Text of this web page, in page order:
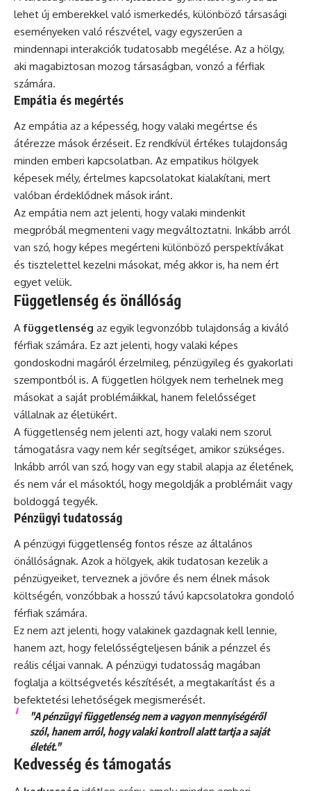
lehet új emberekkel való ismerkedés, különböző társasági
eseményeken való részvétel, vagy egyszerűen a
mindennapi interakciók tudatosabb megélése. Az a hölgy,
aki magabiztosan mozog társaságban, vonzó a férfiak
számára.
Empátia és megértés
Az empátia az a képesség, hogy valaki megértse és
átérezze mások érzéseit. Ez rendkívül értékes tulajdonság
minden emberi kapcsolatban. Az empatikus hölgyek
képesek mély, értelmes kapcsolatokat kialakítani, mert
valóban érdeklődnek mások iránt.
Az empátia nem azt jelenti, hogy valaki mindenkit
megpróbál megmenteni vagy megváltoztatni. Inkább arról
van szó, hogy képes megérteni különböző perspektívákat
és tisztelettel kezelni másokat, még akkor is, ha nem ért
egyet velük.
Függetlenség és önállóság
Afüggetlenség az egyik legvonzóbb tulajdonság a kiváló
férfiak számára. Ez azt jelenti, hogy valaki képes
gondoskodni magáról érzelmileg, pénzügyileg és gyakorlati
szempontból is. A független hölgyek nem terhelnek meg
másokat a saját problémáikkal, hanem felelősséget
vállalnak az életükért.
A függetlenség nem jelenti azt, hogy valaki nem szorul
támogatásra vagy nem kér segítséget, amikor szükséges.
Inkább arról van szó, hogy van egy stabil alapja az életének,
és nem vár el másoktól, hogy megoldják a problémáit vagy
boldoggá tegyék.
Pénzügyi tudatosság
A pénzügyi függetlenség fontos része az általános
önállóságnak. Azok a hölgyek, akik tudatosan kezelik a
pénzügyeiket, terveznek a jövőre és nem élnek mások
költségén, vonzóbbak a hosszú távú kapcsolatokra gondoló
férfiak számára.
Ez nem azt jelenti, hogy valakinek gazdagnak kell lennie,
hanem azt, hogy felelősségteljesen bánik a pénzzel és
reális céljai vannak. A pénzügyi tudatosság magában
foglalja a költségvetés készítését, a megtakarítást és a
befektetési lehetőségek megismerését.
"A pénzügyi függetlenség nem a vagyon mennyiségéről
szól, hanem arról, hogy valaki kontroll alatt tartja a saját
életét."
Kedvesség és támogatás